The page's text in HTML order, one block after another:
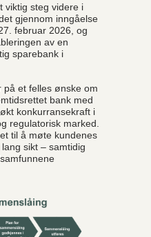
viktig steg videre i
gjennom inngåelse
februar 2026, og
av en
sparebank i
på et felles ønske om
bank med
konkurransekraft i
regulatorisk marked.
til å møte kundenes
sikt – samtidig